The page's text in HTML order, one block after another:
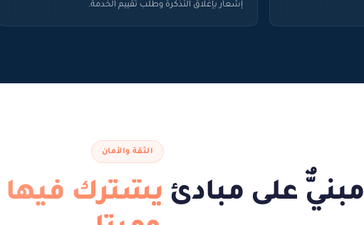
إشعار بإغلاق التذكرة وطلب تقييم الخدمة.
الثقة والأمان
مبنيٌّ على مبادئ